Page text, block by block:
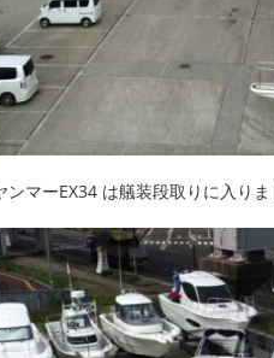
マーEX34 は艤装段取りに入り